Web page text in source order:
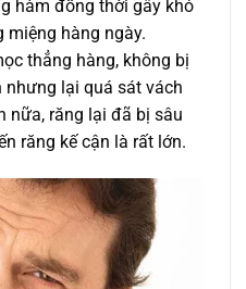
hàm đồng thời gây khó
miệng hàng ngày.
thẳng hàng, không bị
lại quá sát vách
nữa, răng lại đã bị sâu
răng kế cận là rất lớn.